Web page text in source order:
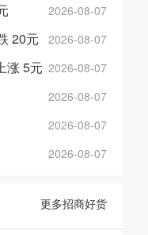
2026-08-07
2026-08-07
20元
2026-08-07
涨 5元
2026-08-07
2026-08-07
2026-08-07
更多招商好货